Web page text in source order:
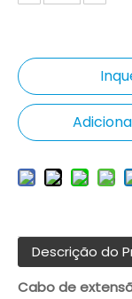
Descrição do
Cabo de